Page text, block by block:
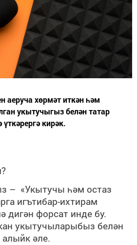
аеруча хөрмәт иткән һәм
укытучыгыз белән татар
кирәк.
– «Укытучы һәм остаз
игътибар-ихтирам
дигән форсат инде бу.
укытучыларыбыз белән
әле.